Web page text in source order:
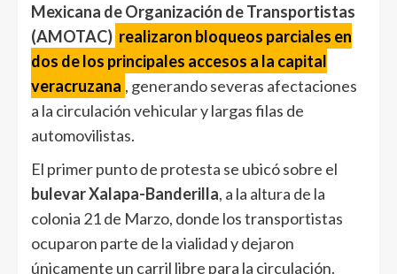
Mexicana de Organización de Transportistas
(AMOTAC) realizaron bloqueos parciales en
dos de los principales accesos a la capital
veracruzana , generando severas afectaciones
a la circulación vehicular y largas filas de
automovilistas.
El primer punto de protesta se ubicó sobre el
bulevar Xalapa-Banderilla, a la altura de la
colonia 21 de Marzo, donde los transportistas
ocuparon parte de la vialidad y dejaron
únicamente un carril libre para la circulación.